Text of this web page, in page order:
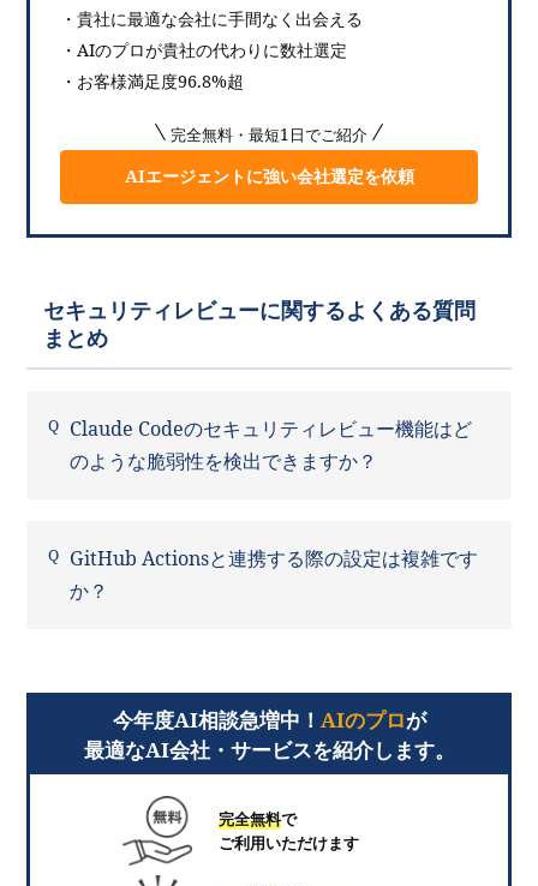
・貴社に最適な会社に手間なく出会える
・AIのプロが貴社の代わりに数社選定
・お客様満足度96.8%超
完全無料・最短1日でご紹介
AIエージェントに強い会社選定を依頼
セキュリティレビューに関するよくある質問
まとめ
Claude Codeのセキュリティレビュー機能はど
のような脆弱性を検出できますか？
GitHub Actionsと連携する際の設定は複雑です
か？
今年度AI相談急増中！ AIのプロが
最適なAI会社・サービスを紹介します。
完全無料で
ご利用いただけます